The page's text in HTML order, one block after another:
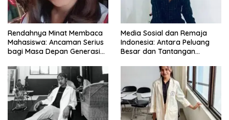
Rendahnya Minat Membaca
Mahasiswa: Ancaman Serius
bagi Masa Depan Generasi
Media Sosial dan Remaja
Indonesia: Antara Peluang
Besar dan Tantangan